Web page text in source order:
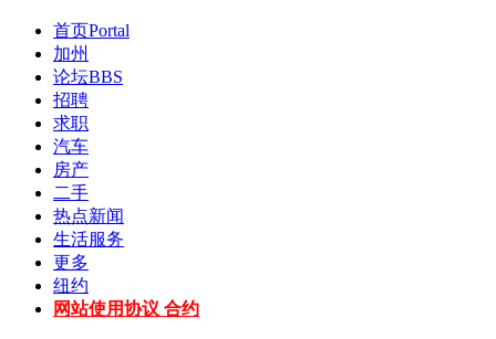
首页Portal
加州
论坛BBS
招聘
求职
汽车
房产
二手
热点新闻
生活服务
更多
纽约
网站使用协议 合约